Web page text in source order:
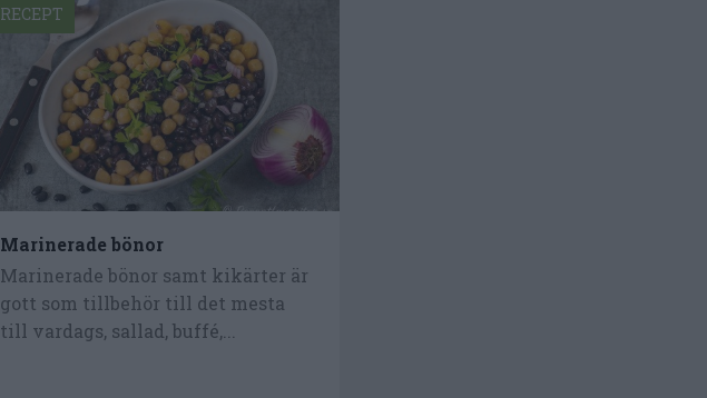
Marinerade bönor
Marinerade bönor samt kikärter är
gott som tillbehör till det mesta
till vardags, sallad, buffé,...
RECEPT